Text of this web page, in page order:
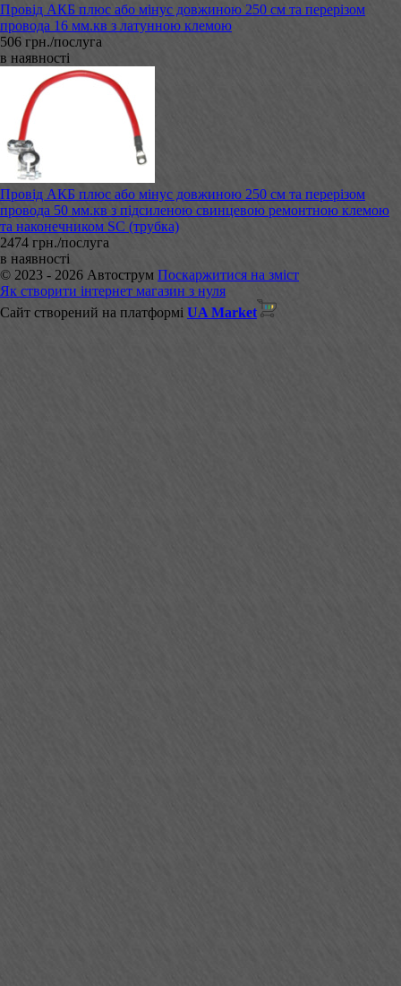
Провід АКБ плюс або мінус довжиною 250 см та перерізом
провода 16 мм.кв з латунною клемою
506 грн./послуга
в наявності
Провід АКБ плюс або мінус довжиною 250 см та перерізом
провода 50 мм.кв з підсиленою свинцевою ремонтною клемою
та наконечником SC (трубка)
2474 грн./послуга
в наявності
© 2023 - 2026 Автострум Поскаржитися на зміст
Як створити інтернет магазин з нуля
Сайт створений на платформі UA Market